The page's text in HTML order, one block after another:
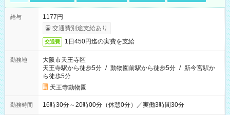
給与
1177円
交通費別途支給あり
交通費 1日450円迄の実費を支給
勤務地
大阪市天王寺区
天王寺駅から徒歩5分 / 動物園前駅から徒歩5分 / 新今宮駅か
ら徒歩5分
天王寺動物園
勤務時間 16時30分～20時00分（休憩0分）／実働3時間30分